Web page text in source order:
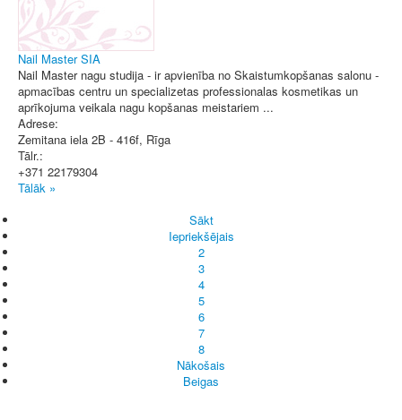
Nail Master SIA
Nail Master nagu studija - ir apvienība no Skaistumkopšanas salonu -
apmacības centru un specializetas professionalas kosmetikas un
aprīkojuma veikala nagu kopšanas meistariem ...
Adrese:
Zemitana iela 2B - 416f, Rīga
Tālr.:
+371 22179304
Tālāk »
Sākt
Iepriekšējais
2
3
4
5
6
7
8
Nākošais
Beigas